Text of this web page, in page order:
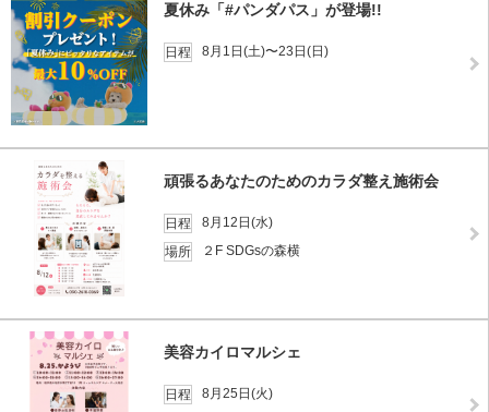
夏休み「#パンダパス」が登場!!
日程 8月1日(土)〜23日(日)
頑張るあなたのためのカラダ整え施術会
日程
8月12日(水)
場所
２F SDGsの森横
美容カイロマルシェ
日程
8月25日(火)